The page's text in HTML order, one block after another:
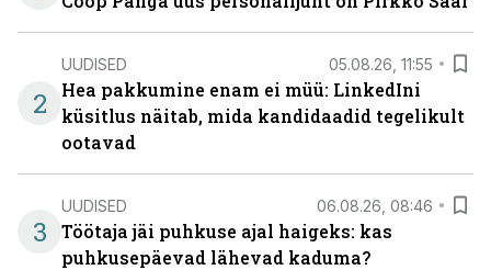
2
UUDISED 05.08.26, 11:55
Hea pakkumine enam ei müü: LinkedIni
küsitlus näitab, mida kandidaadid tegelikult
ootavad
3
UUDISED 06.08.26, 08:46
Töötaja jäi puhkuse ajal haigeks: kas
puhkusepäevad lähevad kaduma?